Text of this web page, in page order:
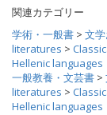
関連カテゴリー
学術・一般書 > 文
literatures >
Hellenic languages
一般教養・文芸書 >
literatures >
Hellenic languages